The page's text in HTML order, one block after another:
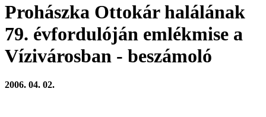
Prohászka Ottokár halálának
79. évfordulóján emlékmise a
Vízivárosban - beszámoló
2006. 04. 02.